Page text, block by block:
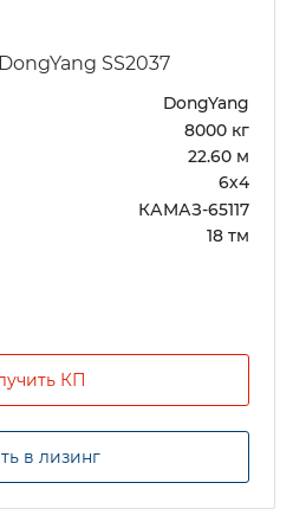
SS2037
DongYang
8000 кг
22.60 м
6х4
КАМАЗ-65117
18 тм
КП
в лизинг